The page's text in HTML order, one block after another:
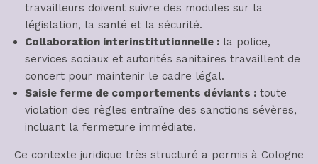
travailleurs doivent suivre des modules sur la
législation, la santé et la sécurité.
Collaboration interinstitutionnelle : la police,
services sociaux et autorités sanitaires travaillent de
concert pour maintenir le cadre légal.
Saisie ferme de comportements déviants : toute
violation des règles entraîne des sanctions sévères,
incluant la fermeture immédiate.
Ce contexte juridique très structuré a permis à Cologne